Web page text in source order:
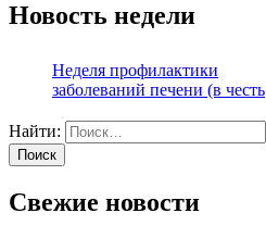
Новость недели
Неделя профилактики
заболеваний печени (в честь
гепатитом 28 июля)
Найти:
Свежие новости